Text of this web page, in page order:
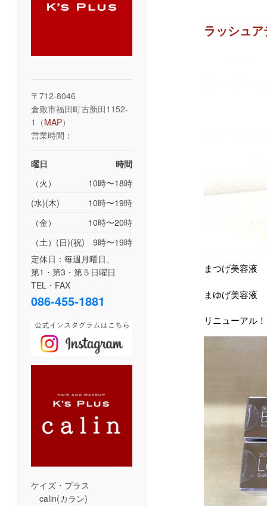
ラッシュ
まつげ美容液
まゆげ美容液
リニューアル！
〒712-8046
倉敷市福田町古新田1152-
1（MAP）
営業時間：
曜日
時間
（火）
10時〜18時
(水)(木)
10時〜19時
（金）
10時〜20時
（土）(日)(祝)
9時〜19時
定休日：毎週月曜日、
第1・第3・第５日曜日
TEL・FAX
086-455-1881
ケイズ・プラス
calin(カラン)